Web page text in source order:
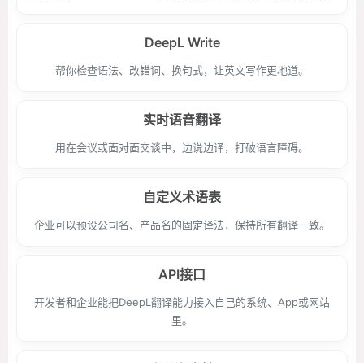
DeepL Write
帮你检查语法、改错词、换句式，让英文写作更地道。
实时语音翻译
用在会议或面对面交谈中，边说边译，打破语言障碍。
自定义术语表
企业可以预设公司名、产品名的固定译法，保持所有翻译一致。
API接口
开发者和企业能把DeepL翻译能力接入自己的系统、App或网站
里。